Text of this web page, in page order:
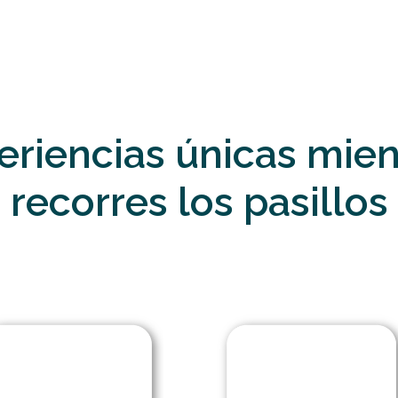
únicas
recorres los pasillos